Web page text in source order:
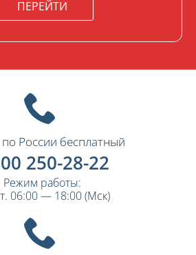
ПЕРЕЙТИ
России бесплатный
250-28-22
Режим работы:
06:00 — 18:00 (Мск)